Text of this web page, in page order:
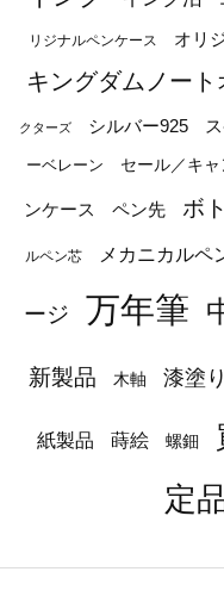
リジナルペンケース オリ
キングダムノー
クターズ シルバー925
ーベレーン セール／キ
ンケース ペン先 ボ
ルペン芯 メカニカルペ
ージ 万年筆
新製品 木軸 漆塗り
紙製品 蒔絵 螺鈿
定